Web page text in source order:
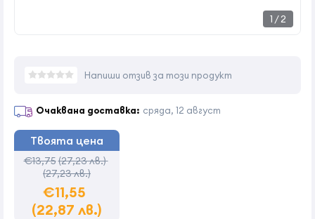
1 /2
Напиши отзив за този продукт
Очаквана доставка: сряда, 12 август
Твоята цена
€13,75(27,23 лв.)
(27,23 лв.)
€11,55
(22,87 лв.)